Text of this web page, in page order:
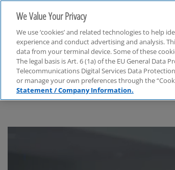
Life Sciences & Chemie
We Value Your Privacy
We use ‘cookies’ and related technologies to help
experience and conduct advertising and analysis.
data from your terminal device. Some of these
The legal basis is Art. 6 (1a) of the EU General Data
Telecommunications Digital Services Data
or manage your own preferences through the
Statement / Company Information.